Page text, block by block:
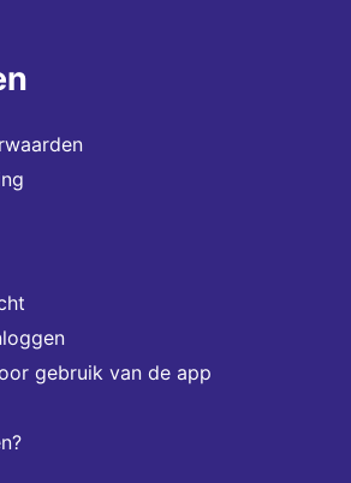
gebruik van de app